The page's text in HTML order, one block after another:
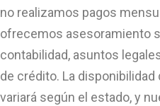
no realizamos pagos
ofrecemos asesoramiento
contabilidad, asuntos
de crédito. La
variará según el estado, y